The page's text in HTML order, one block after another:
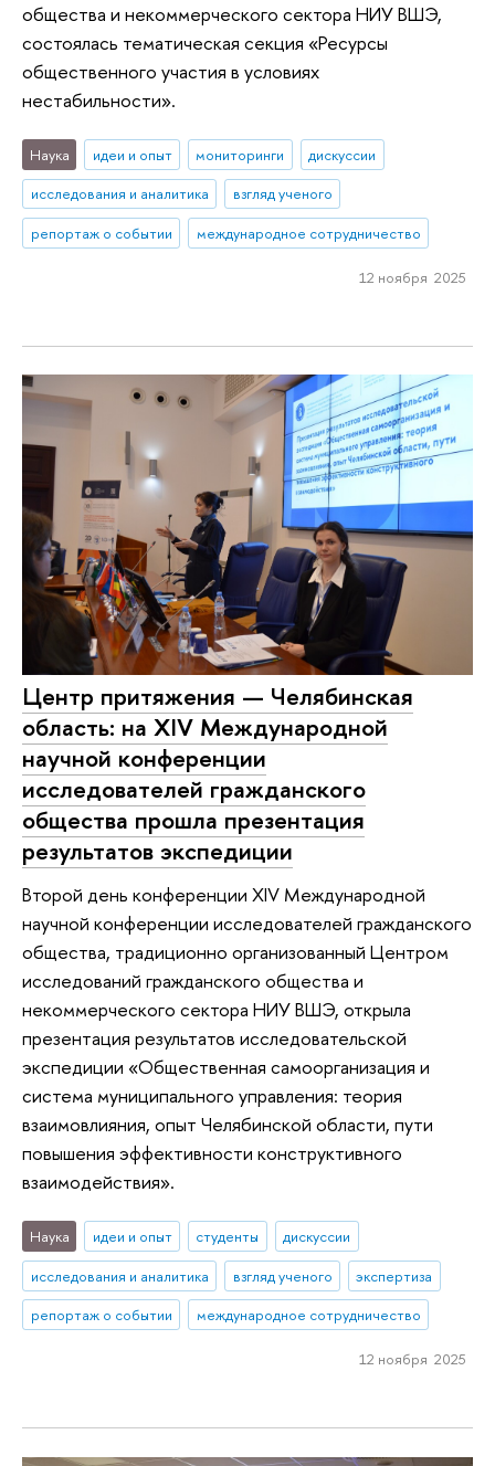
общества и некоммерческого сектора НИУ ВШЭ,
состоялась тематическая секция «Ресурсы
общественного участия в условиях
нестабильности».
Наука идеи и опыт мониторинги
дискуссии
исследования и аналитика
взгляд ученого
репортаж о событии
международное сотрудничество
12 ноября 2025
Центр притяжения — Челябинская
область: на XIV Международной
научной конференции
исследователей гражданского
общества прошла презентация
результатов экспедиции
Второй день конференции XIV Международной
научной конференции исследователей гражданского
общества, традиционно организованный Центром
исследований гражданского общества и
некоммерческого сектора НИУ ВШЭ, открыла
презентация результатов исследовательской
экспедиции «Общественная самоорганизация и
система муниципального управления: теория
взаимовлияния, опыт Челябинской области, пути
повышения эффективности конструктивного
взаимодействия».
Наука идеи и опыт студенты
дискуссии
исследования и аналитика
взгляд ученого
экспертиза
репортаж о событии
международное сотрудничество
12 ноября 2025